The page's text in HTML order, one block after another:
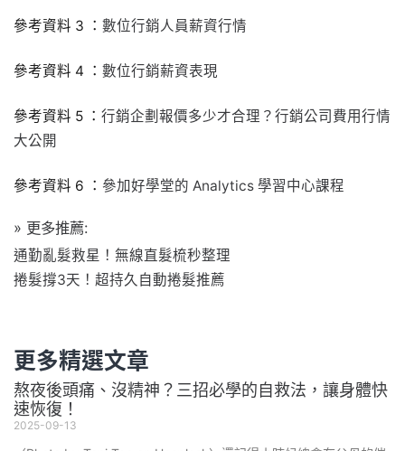
參考資料 3 ： 數位行銷人員薪資行情
參考資料 4 ： 數位行銷薪資表現
參考資料 5 ： 行銷企劃報價多少才合理？行銷公司費用行情
大公開
參考資料 6 ： 參加好學堂的 Analytics 學習中心課程
» 更多推薦:
通勤亂髮救星！無線直髮梳秒整理
捲髮撐3天！超持久自動捲髮推薦
更多精選文章
熬夜後頭痛、沒精神？三招必學的自救法，讓身體快
速恢復！
2025-09-13